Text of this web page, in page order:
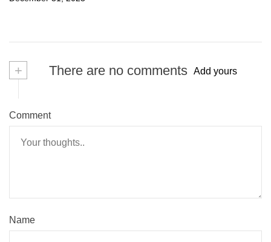
+ There are no comments Add yours
Comment
Name